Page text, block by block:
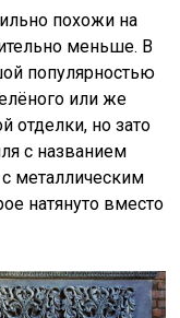
похожи на
меньше. В
популярностью
или же
отделки, но зато
с названием
металлическим
натянуто вместо